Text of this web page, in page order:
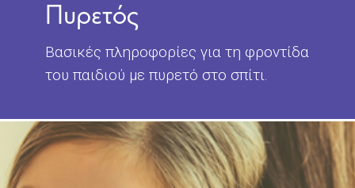
Πυρετός
Βασικές πληροφορίες για τη φροντίδα
του παιδιού με πυρετό στο σπίτι.